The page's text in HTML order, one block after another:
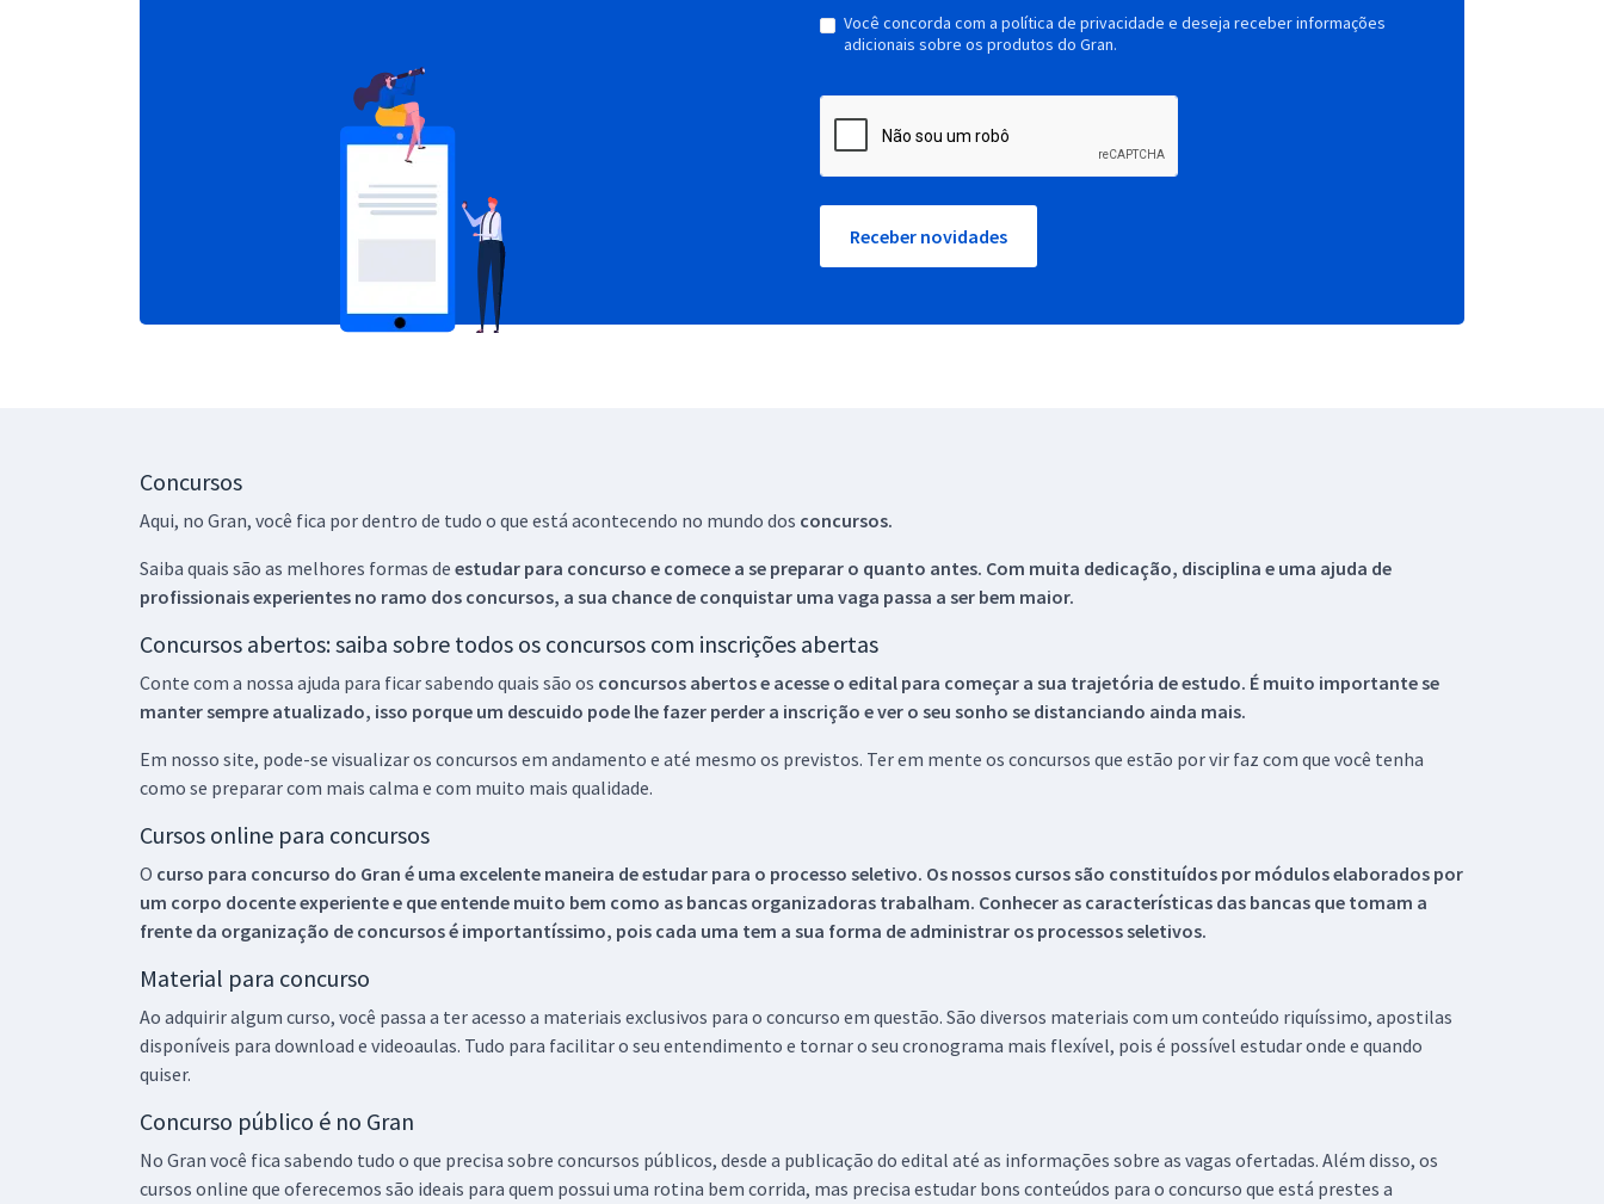
Você concorda com a política de privacidade e deseja receber informações
adicionais sobre os produtos do Gran.
Receber novidades
Concursos
Aqui, no Gran, você fica por dentro de tudo o que está acontecendo no mundo dos concursos.
Saiba quais são as melhores formas de estudar para concurso e comece a se preparar o quanto antes. Com muita dedicação, disciplina e uma ajuda de
profissionais experientes no ramo dos concursos, a sua chance de conquistar uma vaga passa a ser bem maior.
Concursos abertos: saiba sobre todos os concursos com inscrições abertas
Conte com a nossa ajuda para ficar sabendo quais são os concursos abertos e acesse o edital para começar a sua trajetória de estudo. É muito importante se
manter sempre atualizado, isso porque um descuido pode lhe fazer perder a inscrição e ver o seu sonho se distanciando ainda mais.
Em nosso site, pode-se visualizar os concursos em andamento e até mesmo os previstos. Ter em mente os concursos que estão por vir faz com que você tenha
como se preparar com mais calma e com muito mais qualidade.
Cursos online para concursos
O curso para concurso do Gran é uma excelente maneira de estudar para o processo seletivo. Os nossos cursos são constituídos por módulos elaborados por
um corpo docente experiente e que entende muito bem como as bancas organizadoras trabalham. Conhecer as características das bancas que tomam a
frente da organização de concursos é importantíssimo, pois cada uma tem a sua forma de administrar os processos seletivos.
Material para concurso
Ao adquirir algum curso, você passa a ter acesso a materiais exclusivos para o concurso em questão. São diversos materiais com um conteúdo riquíssimo, apostilas
disponíveis para download e videoaulas. Tudo para facilitar o seu entendimento e tornar o seu cronograma mais flexível, pois é possível estudar onde e quando
quiser.
Concurso público é no Gran
No Gran você fica sabendo tudo o que precisa sobre concursos públicos, desde a publicação do edital até as informações sobre as vagas ofertadas. Além disso, os
cursos online que oferecemos são ideais para quem possui uma rotina bem corrida, mas precisa estudar bons conteúdos para o concurso que está prestes a